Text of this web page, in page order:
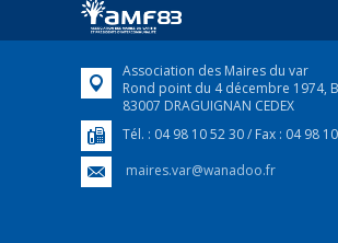
FEUILLETER
Association des Maires du var
Rond point du 4 décembre 1974,
83007 DRAGUIGNAN CEDEX
Tél. : 04 98 10 52 30 / Fax : 04 98
maires.var@wanadoo.fr